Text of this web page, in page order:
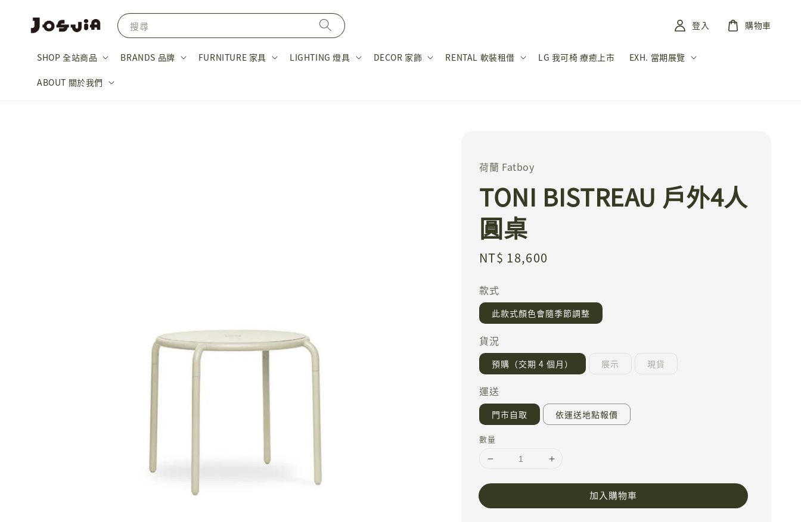
搜尋
SHOP 全站商品 BRANDS 品牌 FURNITURE 家具 LIGHTING 燈具 DECOR 家飾 RENTAL 軟裝租借 LG 我可椅 療癒上市 EXH. 當期展覽
ABOUT 關於我們
登入 購物車
荷蘭 Fatboy
TONI BISTREAU 戶外4人
圓桌
Regular
NT$ 18,600
款式
此款式顏色會隨季節調整
貨況
預購（交期 4 個月） 展示 現貨
運送
門市自取 依運送地點報價
數量
加入購物車